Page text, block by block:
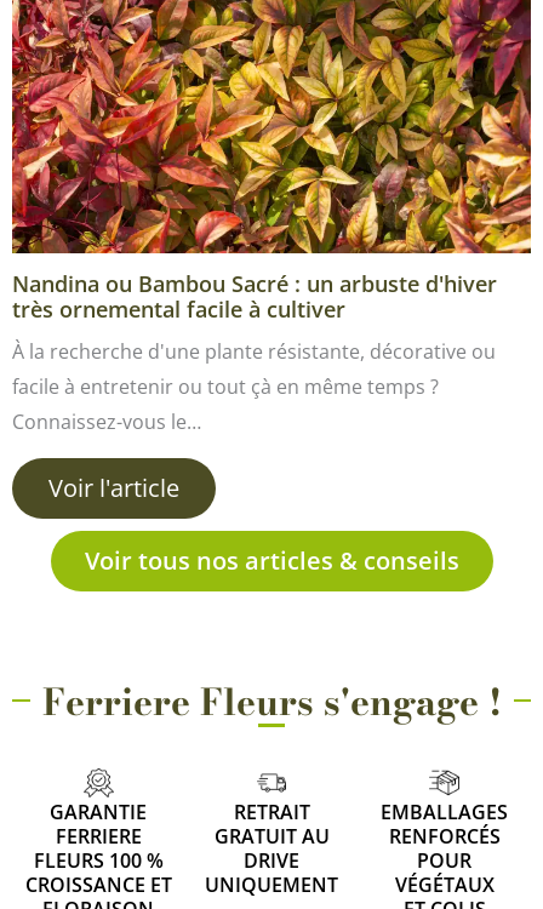
Nandina ou Bambou Sacré : un arbuste d'hiver
très ornemental facile à cultiver
À la recherche d'une plante résistante, décorative ou
facile à entretenir ou tout çà en même temps ?
Connaissez-vous le…
Voir l'article
Voir tous nos articles & conseils
Ferriere Fleurs s'engage !
GARANTIE
FERRIERE
FLEURS 100 %
CROISSANCE ET
RETRAIT
GRATUIT AU
DRIVE
UNIQUEMENT
EMBALLAGES
RENFORCÉS
POUR
VÉGÉTAUX